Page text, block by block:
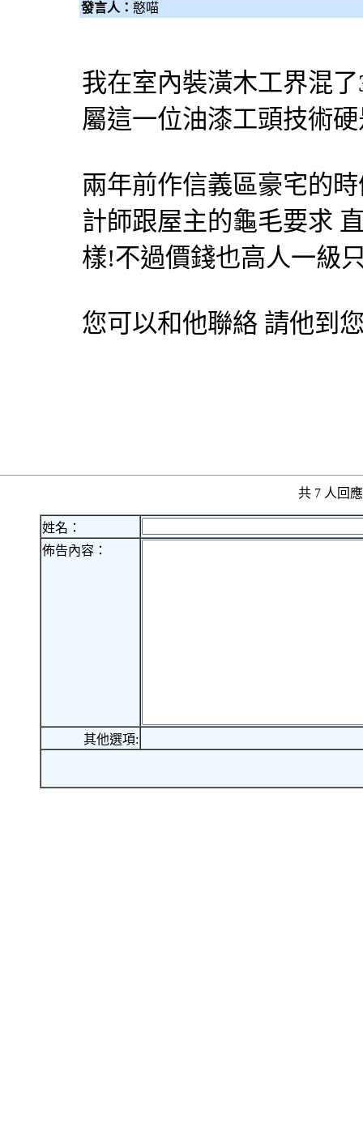
發言人： 憨喵
我在室內裝潢木工界混
屬這一位油漆工頭技術
兩年前作信義區豪宅的
計師跟屋主的龜毛要求
樣!不過價錢也高人一級
您可以和他聯絡 請他到
共 7 人回
姓名：
佈告內容：
其他選項: